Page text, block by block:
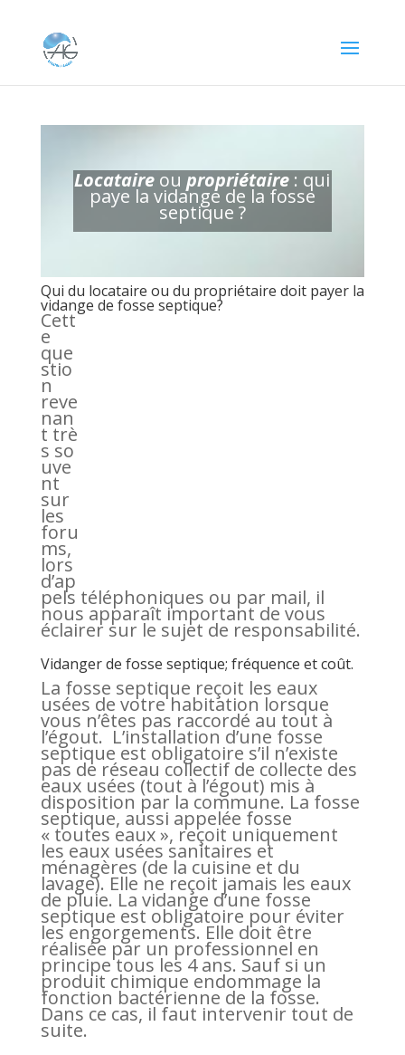
Locataire oupropriétaire : qui
paye la vidange de la fosse
septique ?
Qui du locataire ou du propriétaire doit payer la
vidange de fosse septique?
Cett
e
que
stio
n
reve
nan
t trè
s so
uve
nt
sur
les
foru
ms,
lors
d’ap
pels téléphoniques ou par mail, il
nous apparaît important de vous
éclairer sur le sujet de responsabilité.
Vidanger de fosse septique; fréquence et coût.
La fosse septique reçoit les eaux
usées de votre habitation lorsque
vous n’êtes pas raccordé au tout à
l’égout. L’installation d’une fosse
septique est obligatoire s’il n’existe
pas de réseau collectif de collecte des
eaux usées (tout à l’égout) mis à
disposition par la commune. La fosse
septique, aussi appelée fosse
« toutes eaux », reçoit uniquement
les eaux usées sanitaires et
ménagères (de la cuisine et du
lavage). Elle ne reçoit jamais les eaux
de pluie. La vidange d’une fosse
septique est obligatoire pour éviter
les engorgements. Elle doit être
réalisée par un professionnel en
principe tous les 4 ans. Sauf si un
produit chimique endommage la
fonction bactérienne de la fosse.
Dans ce cas, il faut intervenir tout de
suite.